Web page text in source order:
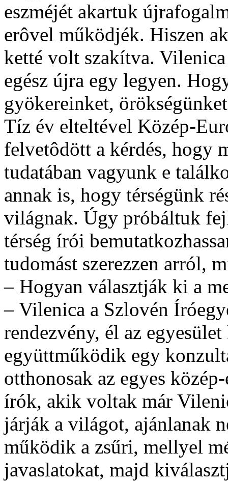
eszméjét akartuk
erôvel működjék. Hiszen
ketté volt szakítva.
egész újra egy legyen.
gyökereinket,
Tíz év elteltével Közép-
felvetôdött a kérdés, hogy
tudatában vagyunk e
annak is, hogy térségünk
világnak. Úgy próbáltuk
térség írói
tudomást szerezzen arról,
– Hogyan választják ki a
– Vilenica a Szlovén
rendezvény, él az
együttműködik egy
otthonosak az egyes
írók, akik voltak már
járják a világot, ajánlanak
működik a zsűri, mellyel
javaslatokat, majd